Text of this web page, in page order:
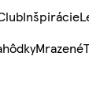
Inšpirácie
Mrazené